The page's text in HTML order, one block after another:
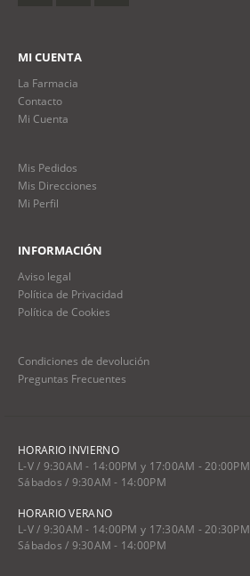
MI CUENTA
La Farmacia
Contacto
Mi Cuenta
Mis Pedidos
Mis Direcciones
Mi Perfil
INFORMACIÓN
Aviso legal
Política de Privacidad
Política de Cookies
Condiciones de devolución
Preguntas Frecuentes
HORARIO INVIERNO
L-V / 9:30AM - 14:00PM y 17:00AM - 20:00PM
Sábados / 9:30AM - 14:00PM
HORARIO VERANO
L-V / 9:30AM - 14:00PM y 17:30AM - 20:30PM
Sábados / 9:30AM - 14:00PM